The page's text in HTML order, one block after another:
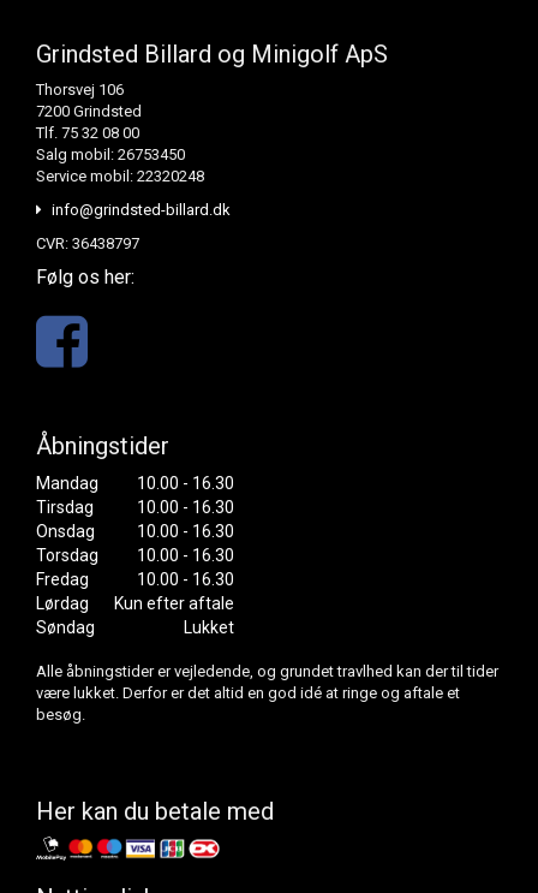
Grindsted Billard og Minigolf ApS
Thorsvej 106
7200 Grindsted
Tlf. 75 32 08 00
Salg mobil: 26753450
Service mobil: 22320248
info@grindsted-billard.dk
CVR: 36438797
Følg os her:
Åbningstider
Mandag
10.00 - 16.30
Tirsdag
10.00 - 16.30
Onsdag
10.00 - 16.30
Torsdag
10.00 - 16.30
Fredag
10.00 - 16.30
Lørdag
Kun efter aftale
Søndag
Lukket
Alle åbningstider er vejledende, og grundet travlhed kan der til tider
være lukket. Derfor er det altid en god idé at ringe og aftale et
besøg.
Her kan du betale med